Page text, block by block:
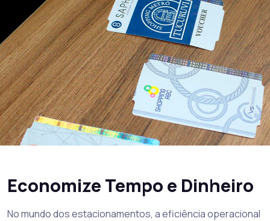
Economize Tempo e Dinheiro
No mundo dos estacionamentos, a eficiência operacional